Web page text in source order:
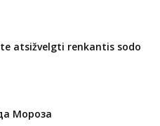
atsižvelgti renkantis sodo
Мороза